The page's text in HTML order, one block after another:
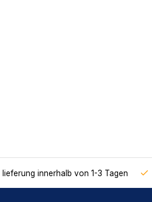
innerhalb von 1-3 Tagen